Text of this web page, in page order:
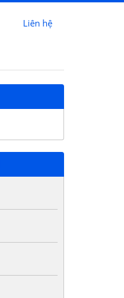
Liên hệ